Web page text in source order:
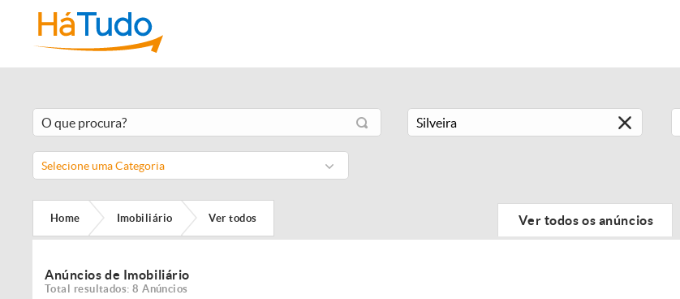
Selecione uma Categoria
Home Imobiliário Ver todos Ver todos os anúncios
Anúncios de Imobiliário
Total resultados: 8 Anúncios